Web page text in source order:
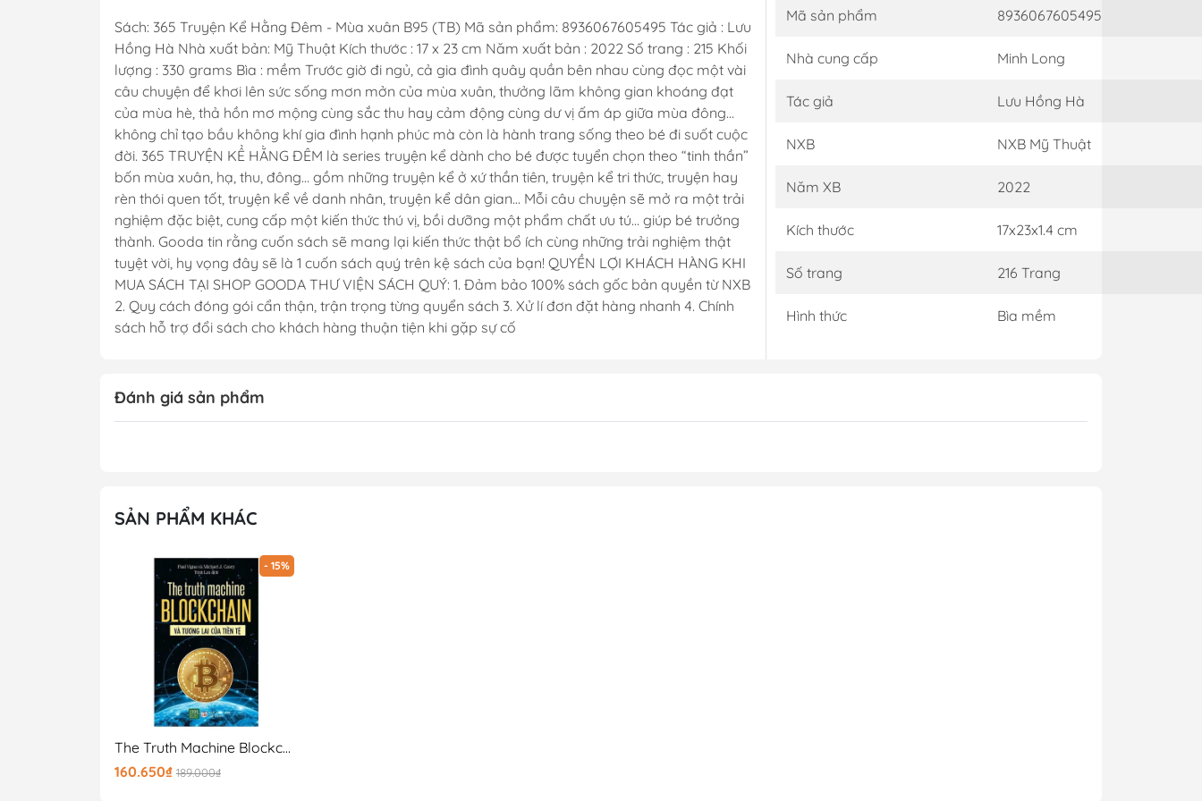
Sách: 365 Truyện Kể Hằng Đêm - Mùa xuân B95 (TB) Mã sản phẩm: 8936067605495 Tác giả : Lưu
Hồng Hà Nhà xuất bản: Mỹ Thuật Kích thước : 17 x 23 cm Năm xuất bản : 2022 Số trang : 215 Khối
lượng : 330 grams Bìa : mềm Trước giờ đi ngủ, cả gia đình quây quần bên nhau cùng đọc một vài
câu chuyện để khơi lên sức sống mơn mởn của mùa xuân, thưởng lãm không gian khoáng đạt
của mùa hè, thả hồn mơ mộng cùng sắc thu hay cảm động cùng dư vị ấm áp giữa mùa đông…
không chỉ tạo bầu không khí gia đình hạnh phúc mà còn là hành trang sống theo bé đi suốt cuộc
đời. 365 TRUYỆN KỂ HẰNG ĐÊM là series truyện kể dành cho bé được tuyển chọn theo “tinh thần”
bốn mùa xuân, hạ, thu, đông… gồm những truyện kể ở xứ thần tiên, truyện kể tri thức, truyện hay
rèn thói quen tốt, truyện kể về danh nhân, truyện kể dân gian… Mỗi câu chuyện sẽ mở ra một trải
nghiệm đặc biệt, cung cấp một kiến thức thú vị, bồi dưỡng một phẩm chất ưu tú… giúp bé trưởng
thành. Gooda tin rằng cuốn sách sẽ mang lại kiến thức thật bổ ích cùng những trải nghiệm thật
tuyệt vời, hy vọng đây sẽ là 1 cuốn sách quý trên kệ sách của bạn! QUYỀN LỢI KHÁCH HÀNG KHI
MUA SÁCH TẠI SHOP GOODA THƯ VIỆN SÁCH QUÝ: 1. Đảm bảo 100% sách gốc bản quyền từ NXB
2. Quy cách đóng gói cẩn thận, trận trọng từng quyển sách 3. Xử lí đơn đặt hàng nhanh 4. Chính
sách hỗ trợ đổi sách cho khách hàng thuận tiện khi gặp sự cố
Mã sản phẩm 8936067605495
Nhà cung cấp Minh Long
Tác giả Lưu Hồng Hà
NXB NXB Mỹ Thuật
Năm XB 2022
Kích thước 17x23x1.4 cm
Số trang 216 Trang
Hình thức Bìa mềm
Đánh giá sản phẩm
SẢN PHẨM KHÁC
- 15%
The Truth Machine Blockchain Và Tương Lai Của Tiền Tệ
160.650₫ 189.000₫